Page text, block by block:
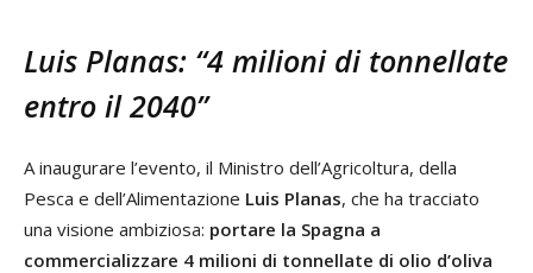
Luis Planas: “4 milioni di tonnellate
entro il 2040”
A inaugurare l’evento, il Ministro dell’Agricoltura, della
Pesca e dell’Alimentazione Luis Planas, che ha tracciato
una visione ambiziosa: portare la Spagna a
commercializzare 4 milioni di tonnellate di olio d’oliva